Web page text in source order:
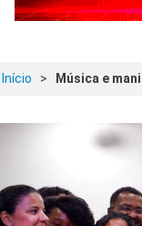
Início > Música e